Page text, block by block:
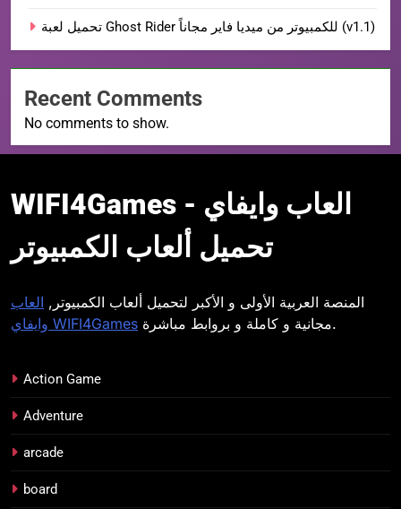
تحميل لعبة Ghost Rider للكمبيوتر من ميديا فاير مجاناً (v1.1)
Recent Comments
No comments to show.
WIFI4Games العاب
وايفايWIFI4Games العاب وايفاي -
تحميل ألعاب الكمبيوتر
المنصة العربية الأولى و الأكبر لتحميل ألعاب الكمبيوتر, العاب
وايفاي WIFI4Games
مجانية و كاملة و بروابط مباشرة.
Action Game
Adventure
arcade
board